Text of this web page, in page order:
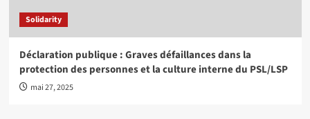
Solidarity
Déclaration publique : Graves défaillances dans la
protection des personnes et la culture interne du PSL/LSP
mai 27, 2025